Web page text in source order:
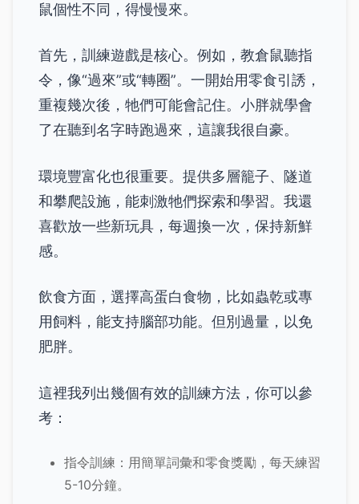
鼠個性不同，得慢慢來。
首先，訓練遊戲是核心。例如，教倉鼠聽指
令，像“過來”或“轉圈”。一開始用零食引誘，
重複幾次後，牠們可能會記住。小胖就學會
了在聽到名字時跑過來，這讓我很自豪。
環境豐富化也很重要。提供多層籠子、隧道
和攀爬設施，能刺激牠們探索和學習。我還
喜歡放一些新玩具，每週換一次，保持新鮮
感。
飲食方面，選擇高蛋白食物，比如蟲乾或專
用飼料，能支持腦部功能。但別過量，以免
肥胖。
這裡我列出幾個有效的訓練方法，你可以參
考：
指令訓練：用簡單詞彙和零食獎勵，每天練習
5-10分鐘。